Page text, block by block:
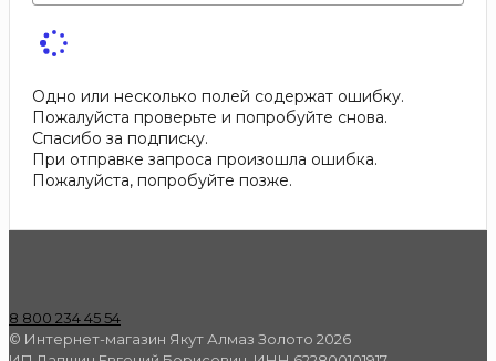
Одно или несколько полей содержат ошибку.
Пожалуйста проверьте и попробуйте снова.
Спасибо за подписку.
При отправке запроса произошла ошибка.
Пожалуйста, попробуйте позже.
8 800 234 45 54
© Интернет-магазин Якут Алмаз Золото 2026